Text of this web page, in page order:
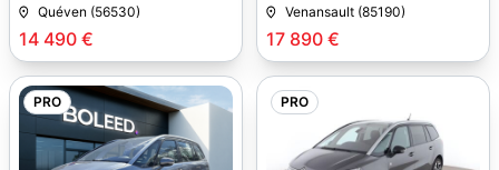
14 490 €
Quéven (56530)
17 890 €
Venansault (85190)
PRO PRO